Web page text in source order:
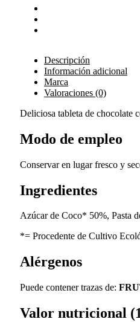
Descripción
Información adicional
Marca
Valoraciones (0)
Deliciosa tableta de chocolate
Modo de empleo
Conservar en lugar fresco y
Ingredientes
Azúcar de Coco* 50%, Pasta
*= Procedente de Cultivo
Alérgenos
Puede contener trazas de:
Valor nutricional